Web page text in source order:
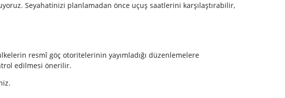
Seyahatinizi planlamadan önce uçuş saatlerini karşılaştırabilir,
resmî göç otoritelerinin yayımladığı düzenlemelere
edilmesi önerilir.